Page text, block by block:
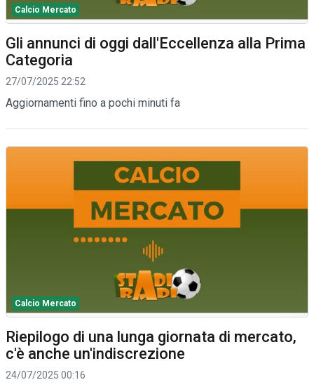
Calcio Mercato
Gli annunci di oggi dall'Eccellenza alla Prima
Categoria
27/07/2025 22:52
Aggiornamenti fino a pochi minuti fa
Calcio Mercato
Riepilogo di una lunga giornata di mercato,
c'è anche un'indiscrezione
24/07/2025 00:16